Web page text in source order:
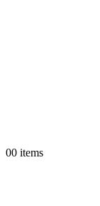
00 items